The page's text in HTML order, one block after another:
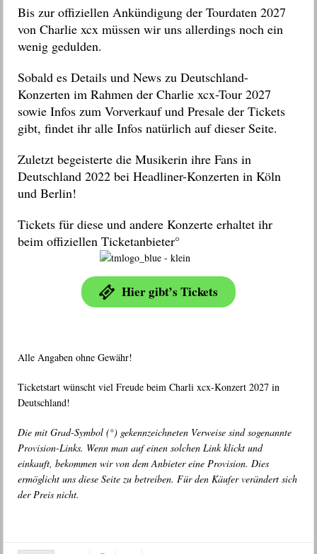
Bis zur offiziellen Ankündigung der Tourdaten 2027
von Charlie xcx müssen wir uns allerdings noch ein
wenig gedulden.
Sobald es Details und News zu Deutschland-
Konzerten im Rahmen der Charlie xcx-Tour 2027
sowie Infos zum Vorverkauf und Presale der Tickets
gibt, findet ihr alle Infos natürlich auf dieser Seite.
Zuletzt begeisterte die Musikerin ihre Fans in
Deutschland 2022 bei Headliner-Konzerten in Köln
und Berlin!
Tickets für diese und andere Konzerte erhaltet ihr
beim offiziellen Ticketanbieter°
Hier gibt’s Tickets
Alle Angaben ohne Gewähr!
Ticketstart wünscht viel Freude beim Charli xcx-Konzert 2027 in
Deutschland!
Die mit Grad-Symbol (°) gekennzeichneten Verweise sind sogenannte
Provision-Links. Wenn man auf einen solchen Link klickt und
einkauft, bekommen wir von dem Anbieter eine Provision. Dies
ermöglicht uns diese Seite zu betreiben. Für den Käufer verändert sich
der Preis nicht.